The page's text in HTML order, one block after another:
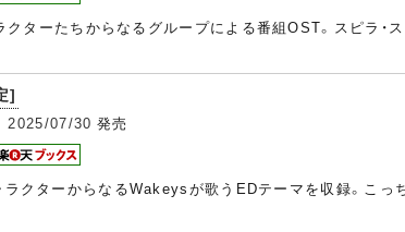
ターたちからなるグループによる番組OST。スピラ
]
2025/07/30 発売
クターからなるWakeysが歌うEDテーマを収録。こっ